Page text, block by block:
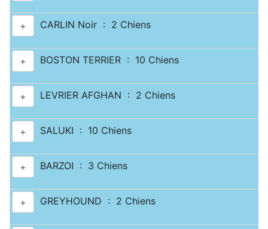
+ CARLIN Noir : 2 Chiens
+ BOSTON TERRIER : 10 Chiens
+ LEVRIER AFGHAN : 2 Chiens
+ SALUKI : 10 Chiens
+ BARZOI : 3 Chiens
+ GREYHOUND : 2 Chiens